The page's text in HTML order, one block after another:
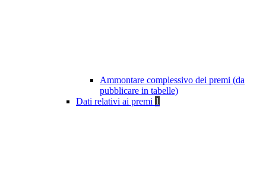
Ammontare complessivo dei premi (da
pubblicare in tabelle)
Dati relativi ai premi 1